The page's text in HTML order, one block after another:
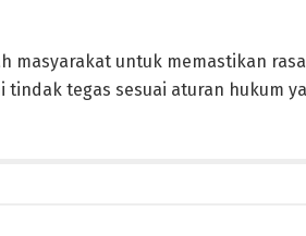
masyarakat untuk memastikan
tindak tegas sesuai aturan hukum